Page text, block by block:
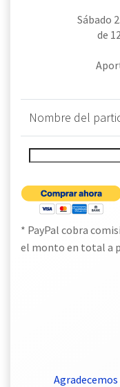
Sábado
de
Nombre del
* PayPal cobra
el monto en total a